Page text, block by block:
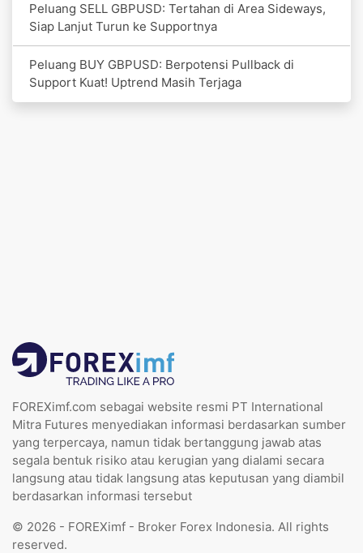
Peluang SELL GBPUSD: Tertahan di Area Sideways,
Siap Lanjut Turun ke Supportnya
Peluang BUY GBPUSD: Berpotensi Pullback di
Support Kuat! Uptrend Masih Terjaga
FOREXimf.com sebagai website resmi PT International
Mitra Futures menyediakan informasi berdasarkan sumber
yang terpercaya, namun tidak bertanggung jawab atas
segala bentuk risiko atau kerugian yang dialami secara
langsung atau tidak langsung atas keputusan yang diambil
berdasarkan informasi tersebut
© 2026 - FOREXimf - Broker Forex Indonesia. All rights
reserved.